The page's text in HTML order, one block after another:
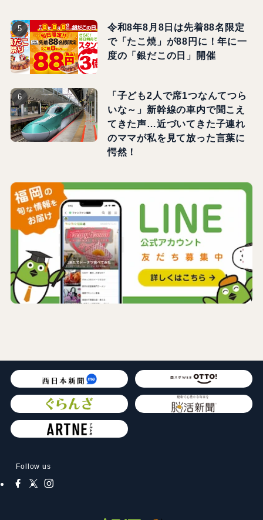
令和8年8月8日は先着88名限定
で「たこ焼」が88円に！年に一
度の「銀だこの日」開催
「子ども2人で席1つなんてつら
いな～」新幹線の車内で聞こえ
てきた声…近づいてきた子連れ
のママが私を見て放った言葉に
愕然！
Follow us